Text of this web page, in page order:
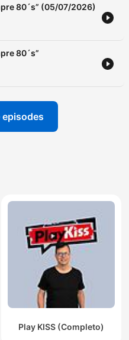
80´s” (05/07/2026)
80´s”
episodes
Play KISS (Completo)